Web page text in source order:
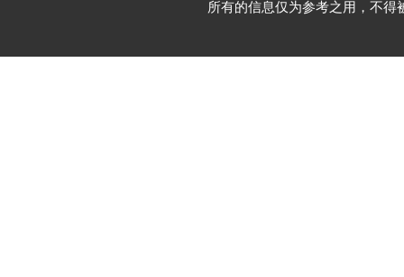
所有的信息仅为参考之用，不